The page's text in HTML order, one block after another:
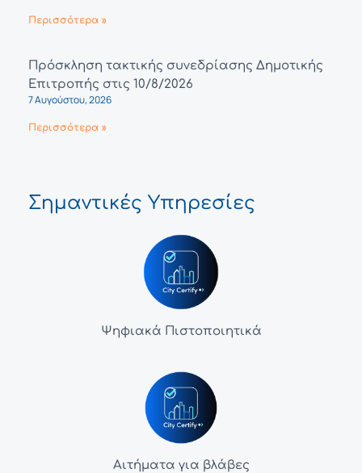
Περισσότερα »
Πρόσκληση τακτικής συνεδρίασης Δημοτικής
Επιτροπής στις 10/8/2026
7 Αυγούστου, 2026
Περισσότερα »
Σημαντικές Υπηρεσίες
Ψηφιακά Πιστοποιητικά
Αιτήματα για βλάβες